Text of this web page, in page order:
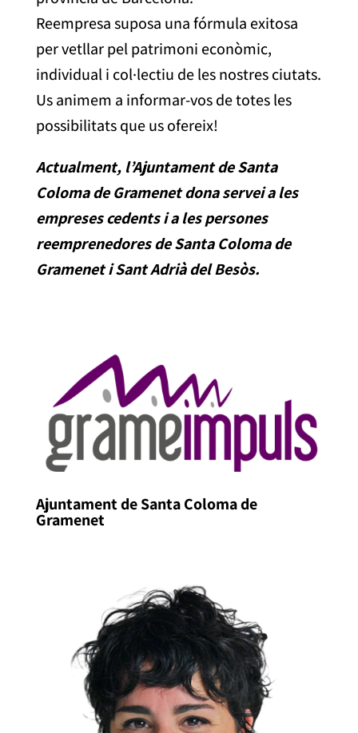
Reempresa suposa una fórmula exitosa
per vetllar pel patrimoni econòmic,
individual i col·lectiu de les nostres ciutats.
Us animem a informar-vos de totes les
possibilitats que us ofereix!
Actualment, l’Ajuntament de Santa
Coloma de Gramenet dona servei a les
empreses cedents i a les persones
reemprenedores de Santa Coloma de
Gramenet i Sant Adrià del Besòs.
Ajuntament de Santa Coloma de
Gramenet